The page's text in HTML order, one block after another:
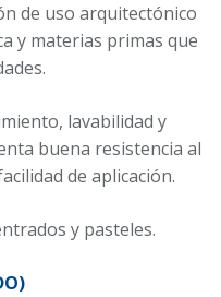
de uso arquitectónico
y materias primas que
lavabilidad y
buena resistencia al
de aplicación.
y pasteles.